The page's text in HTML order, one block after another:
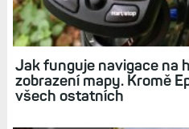
Jak importovat vlastní
hodinek pomocí